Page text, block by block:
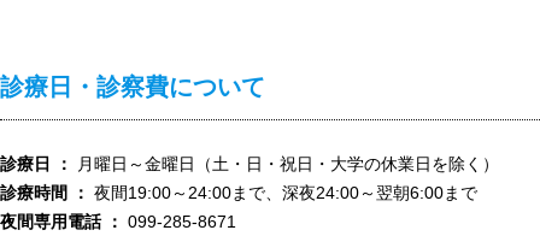
診療日・診察費について
診療日 ：
月曜日～金曜日（土・日・祝日・大学の休業日を除く）
診療時間 ： 夜間19:00～24:00まで、深夜24:00～翌朝6:00まで
夜間専用電話 ： 099-285-8671